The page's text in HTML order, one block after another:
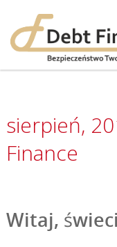
sierpień,
Finance
Witaj,